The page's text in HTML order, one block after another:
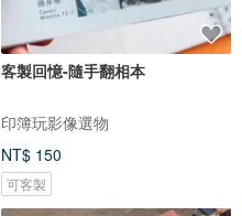
客製回憶-隨手翻相本
印簿玩影像選物
NT$ 150
可客製